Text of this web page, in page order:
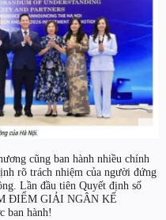
cũng ban hành nhiều chính
rõ trách nhiệm của người đứng
Lần đầu tiên Quyết định số
ĐIỂM GIẢI NGÂN KẾ
ban hành!